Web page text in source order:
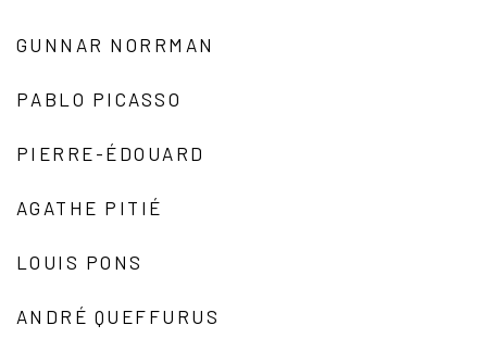
GUNNAR NORRMAN
PABLO PICASSO
PIERRE-ÉDOUARD
AGATHE PITIÉ
LOUIS PONS
ANDRÉ QUEFFURUS